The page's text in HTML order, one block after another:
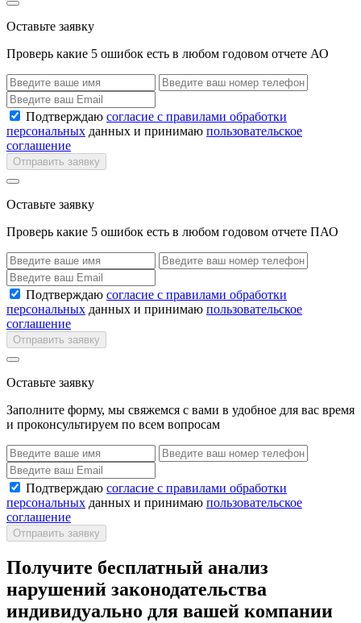
Оставьте заявку
Проверь какие 5 ошибок есть в любом годовом отчете АО
Подтверждаю согласие с правилами обработки
персональных данных и принимаю пользовательское
соглашение
Отправить заявку
Оставьте заявку
Проверь какие 5 ошибок есть в любом годовом отчете ПАО
Подтверждаю согласие с правилами обработки
персональных данных и принимаю пользовательское
соглашение
Отправить заявку
Оставьте заявку
Заполните форму, мы свяжемся с вами в удобное для вас время
и проконсультируем по всем вопросам
Подтверждаю согласие с правилами обработки
персональных данных и принимаю пользовательское
соглашение
Отправить заявку
Получите бесплатный анализ
нарушений законодательства
индивидуально для вашей компании